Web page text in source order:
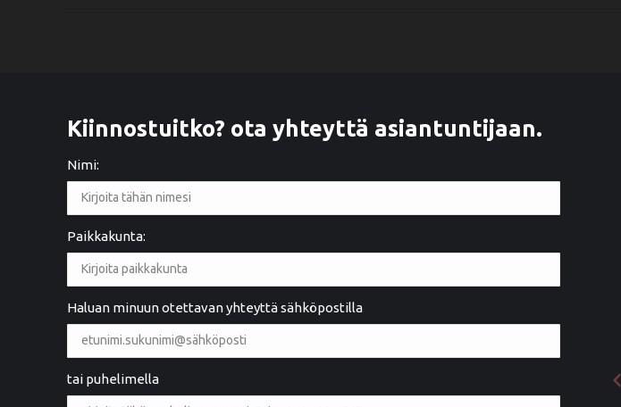
Kiinnostuitko? ota yhteyttä asiantuntijaan.
Nimi:
Paikkakunta:
Haluan minuun otettavan yhteyttä sähköpostilla
tai puhelimella
Ystävällinen palvelu. Hyvä työnlaatu
huolellisesta työstä, sekä ystävällisestä